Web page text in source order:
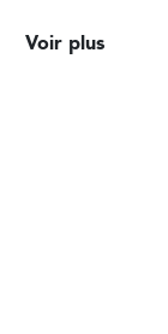
Voir plus